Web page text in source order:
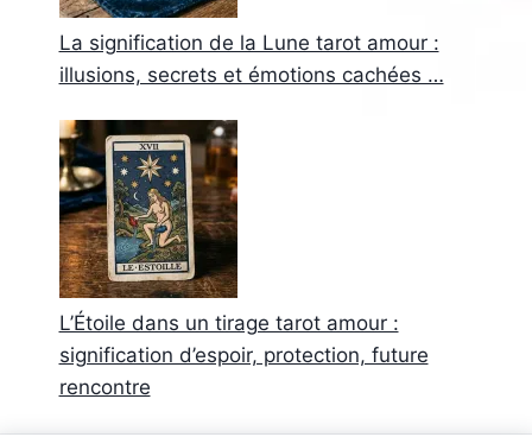
La signification de la Lune tarot amour :
illusions, secrets et émotions cachées …
L’Étoile dans un tirage tarot amour :
signification d’espoir, protection, future
rencontre